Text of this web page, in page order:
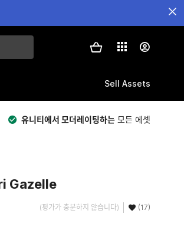
Sell Assets
유니티에서 모더레이팅하는 모든 에셋
Gazelle
(평가가 충분하지 않습니다) (17)